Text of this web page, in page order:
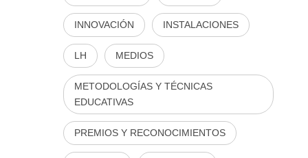
INNOVACIÓN INSTALACIONES
LH MEDIOS
METODOLOGÍAS Y TÉCNICAS
EDUCATIVAS
PREMIOS Y RECONOCIMIENTOS